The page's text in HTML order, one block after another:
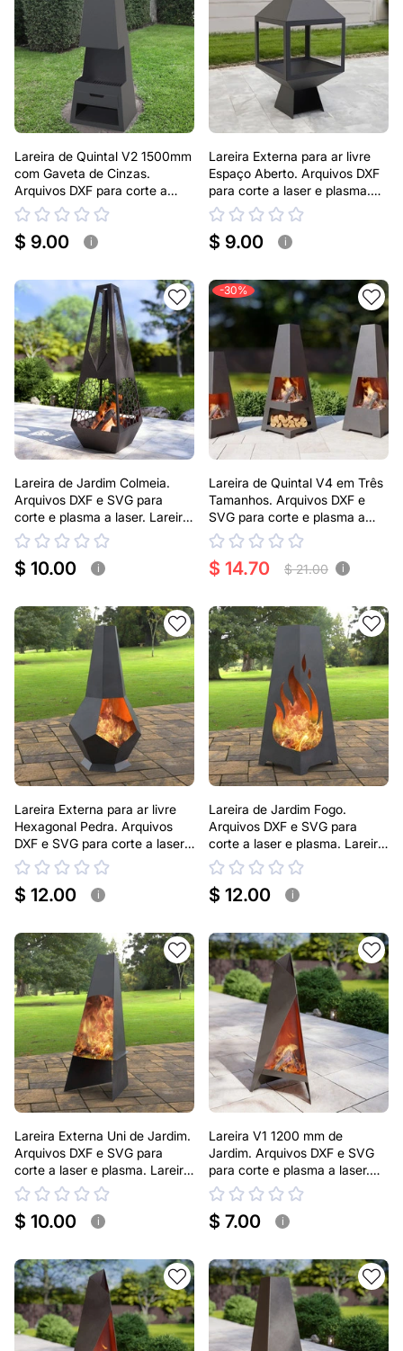
Lareira de Quintal V2 1500mm
com Gaveta de Cinzas.
Arquivos DXF para corte a
laser e plasma. Lareira tipo
Chaminea
$ 9.00 i
Lareira Externa para ar livre
Espaço Aberto. Arquivos DXF
para corte a laser e plasma.
Lareira tipo Chaminea
$ 9.00 i
Lareira de Jardim Colmeia.
Arquivos DXF e SVG para
corte e plasma a laser. Lareira
tipo Chaminea
$ 10.00 i
-30%
Lareira de Quintal V4 em Três
Tamanhos. Arquivos DXF e
SVG para corte e plasma a
laser. Lareira tipo Chaminea
$ 14.70 $ 21.00 i
Lareira Externa para ar livre
Hexagonal Pedra. Arquivos
DXF e SVG para corte a laser
e plasma. Lareira tipo
Chaminea
$ 12.00 i
Lareira de Jardim Fogo.
Arquivos DXF e SVG para
corte a laser e plasma. Lareira
Externa Pirâmide
$ 12.00 i
Lareira Externa Uni de Jardim.
Arquivos DXF e SVG para
corte a laser e plasma. Lareira
Externa Pirâmide
$ 10.00 i
Lareira V1 1200 mm de
Jardim. Arquivos DXF e SVG
para corte e plasma a laser.
Lareira Externa Pirâmide
$ 7.00 i